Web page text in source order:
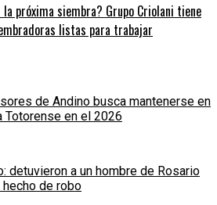
la próxima siembra? Grupo Criolani tiene
listas para trabajar
de Andino busca mantenerse en
Totorense en el 2026
detuvieron a un hombre de Rosario
hecho de robo